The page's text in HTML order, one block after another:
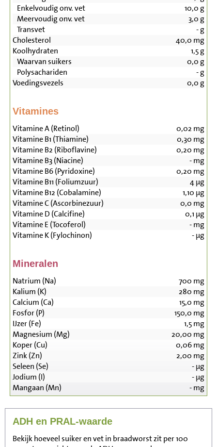
Enkelvoudig onv. vet
10,0 g
Meervoudig onv. vet
3,0 g
Transvet
-g
Cholesterol
40,0 mg
Koolhydraten
1,5g
Waarvan suikers
0,0 g
Polysachariden
-g
Voedingsvezels
0,0 g
Vitamines
Vitamine A (Retinol) 0,02 mg
Vitamine B1 (Thiamine)
0,30 mg
Vitamine B2 (Riboflavine)
0,20 mg
Vitamine B3 (Niacine)
-mg
Vitamine B6 (Pyridoxine)
0,20 mg
Vitamine B11 (Foliumzuur)
4µg
Vitamine B12 (Cobalamine)
1,10 µg
Vitamine C (Ascorbinezuur)
0,0 mg
Vitamine D (Calcifine)
0,1 µg
Vitamine E (Tocoferol)
-mg
Vitamine K (Fylochinon)
-µg
Mineralen
Natrium (Na) 700 mg
Kalium (K)
280 mg
Calcium (Ca)
15,0 mg
Fosfor (P)
150,0 mg
IJzer (Fe)
1,5mg
Magnesium (Mg)
20,00 mg
Koper (Cu)
0,06mg
Zink (Zn)
2,00 mg
Seleen (Se)
-µg
Jodium (I)
-µg
Mangaan (Mn)
-mg
ADH en PRAL-waarde
Bekijk hoeveel suiker en vet in braadworst zit per 100